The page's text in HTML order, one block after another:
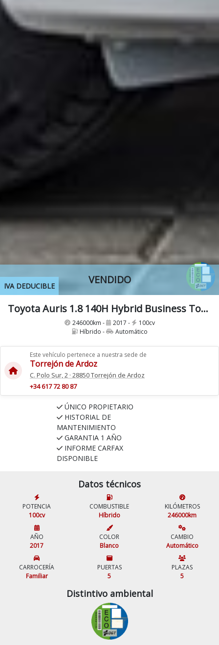
VENDIDO
IVA DEDUCIBLE
Toyota Auris 1.8 140H Hybrid Business Touring Sports Etiqueta ECO
246000km - 2017 -
100cv
Híbrido -
Automático
Este vehículo pertenece a nuestra sede de
Torrejón de Ardoz
C. Polo Sur, 2 · 28850 Torrejón de Ardoz
+34 617 72 80 87
ÚNICO PROPIETARIO
HISTORIAL DE
MANTENIMIENTO
GARANTIA 1 AÑO
INFORME CARFAX
DISPONIBLE
Datos técnicos
POTENCIA
100cv
COMBUSTIBLE
Híbrido
KILÓMETROS
246000km
AÑO
2017
COLOR
Blanco
CAMBIO
Automático
CARROCERÍA
Familiar
PUERTAS
5
PLAZAS
5
Distintivo ambiental